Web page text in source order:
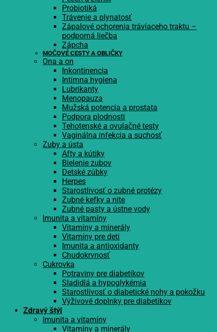
Probiotiká
Trávenie a plynatosť
Zápalové ochorenia tráviaceho traktu –
podporná liečba
Zápcha
MOČOVÉ CESTY A OBLIČKY
Ona a on
Inkontinencia
Intímna hygiena
Lubrikanty
Menopauza
Mužská potencia a prostata
Podpora plodnosti
Tehotenské a ovulačné testy
Vaginálna infekcia a suchosť
Zuby a ústa
Afty a kútiky
Bielenie zubov
Detské zúbky
Herpes
Starostlivosť o zubné protézy
Zubné kefky a nite
Zubné pasty a ústne vody
Imunita a vitamíny
Vitamíny a minerály
Vitamíny pre deti
Imunita a antioxidanty
Chudokrvnosť
Cukrovka
Potraviny pre diabetikov
Sladidlá a hypoglykémia
Starostlivosť o diabetické nohy a pokožku
Výživové doplnky pre diabetikov
Zdravý štýl
Imunita a vitamíny
Vitamíny a minerály